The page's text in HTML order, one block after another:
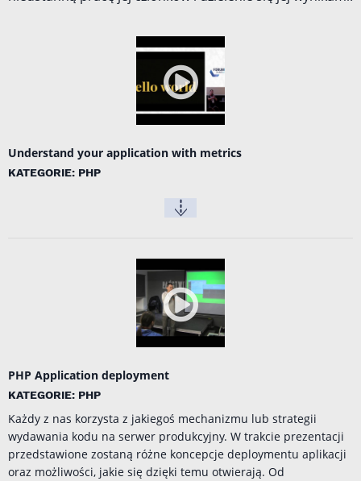
Understand your application with metrics
KATEGORIE: PHP
PHP Application deployment
KATEGORIE: PHP
Każdy z nas korzysta z jakiegoś mechanizmu lub strategii
wydawania kodu na serwer produkcyjny. W trakcie prezentacji
przedstawione zostaną różne koncepcje deploymentu aplikacji
oraz możliwości, jakie się dzięki temu otwierają. Od